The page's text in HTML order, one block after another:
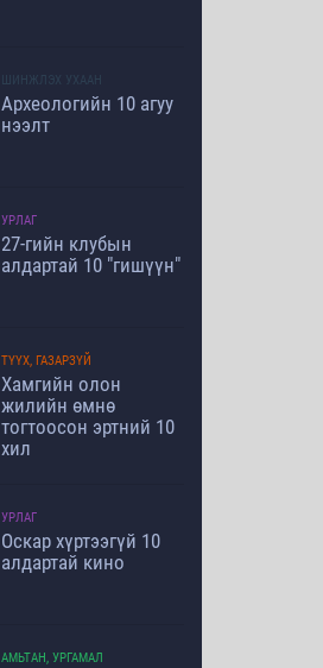
ШИНЖЛЭХ УХААН
Археологийн 10 агуу
нээлт
УРЛАГ
27-гийн клубын
алдартай 10 "гишүүн"
ТҮҮХ, ГАЗАРЗҮЙ
Хамгийн олон
жилийн өмнө
тогтоосон эртний 10
хил
УРЛАГ
Оскар хүртээгүй 10
алдартай кино
АМЬТАН, УРГАМАЛ